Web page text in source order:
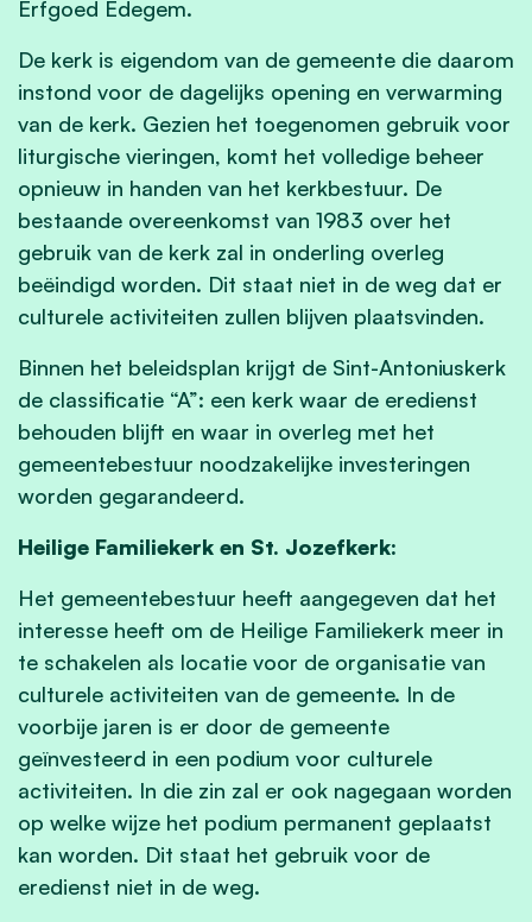
Erfgoed Edegem.
De kerk is eigendom van de gemeente die daarom
instond voor de dagelijks opening en verwarming
van de kerk. Gezien het toegenomen gebruik voor
liturgische vieringen, komt het volledige beheer
opnieuw in handen van het kerkbestuur. De
bestaande overeenkomst van 1983 over het
gebruik van de kerk zal in onderling overleg
beëindigd worden. Dit staat niet in de weg dat er
culturele activiteiten zullen blijven plaatsvinden.
Binnen het beleidsplan krijgt de Sint-Antoniuskerk
de classificatie “A”: een kerk waar de eredienst
behouden blijft en waar in overleg met het
gemeentebestuur noodzakelijke investeringen
worden gegarandeerd.
Heilige Familiekerk en St. Jozefkerk:
Het gemeentebestuur heeft aangegeven dat het
interesse heeft om de Heilige Familiekerk meer in
te schakelen als locatie voor de organisatie van
culturele activiteiten van de gemeente. In de
voorbije jaren is er door de gemeente
geïnvesteerd in een podium voor culturele
activiteiten. In die zin zal er ook nagegaan worden
op welke wijze het podium permanent geplaatst
kan worden. Dit staat het gebruik voor de
eredienst niet in de weg.